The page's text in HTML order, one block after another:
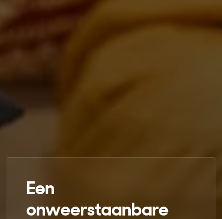
Een
onweerstaanbare